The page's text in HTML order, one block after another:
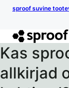
sproof suvine
Kas
allkirjad